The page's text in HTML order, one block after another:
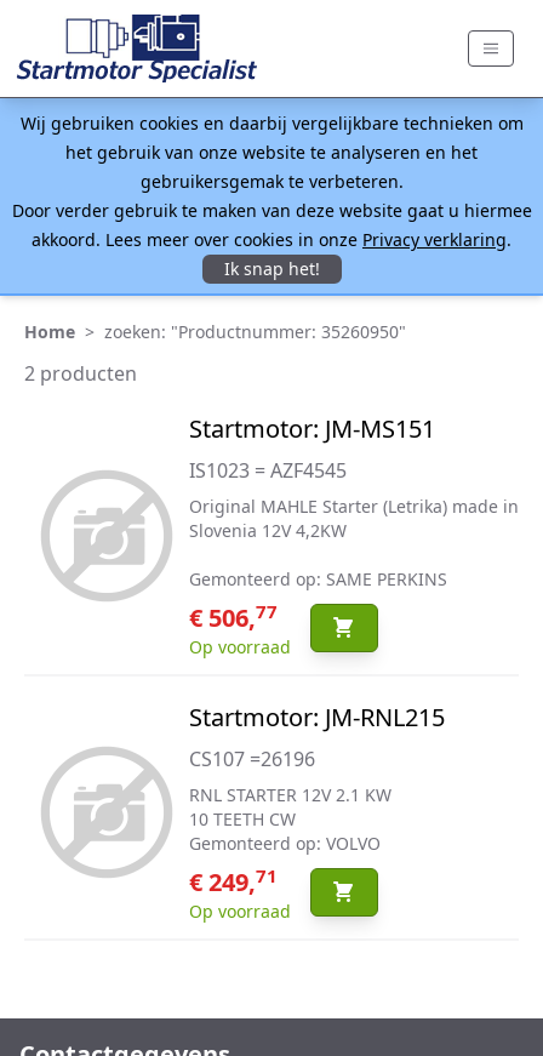
Wij gebruiken cookies en daarbij vergelijkbare technieken om
het gebruik van onze website te analyseren en het
gebruikersgemak te verbeteren.
Door verder gebruik te maken van deze website gaat u hiermee
akkoord. Lees meer over cookies in onze Privacy verklaring.
Ik snap het!
Home > zoeken: "Productnummer: 35260950"
2 producten
Startmotor: JM-MS151
IS1023 = AZF4545
Original MAHLE Starter (Letrika) made in
Slovenia 12V 4,2KW
Gemonteerd op: SAME PERKINS
€ 506,77
Op voorraad
Startmotor: JM-RNL215
CS107 =26196
RNL STARTER 12V 2.1 KW
10 TEETH CW
Gemonteerd op: VOLVO
€ 249,71
Op voorraad